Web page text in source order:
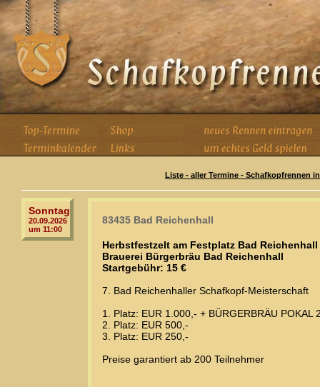
Liste - aller Termine - Schafkopfrennen
Sonntag
20.09.2026
um 11:00
83435 Bad Reichenhall
Herbstfestzelt am Festplatz Bad Reichenhall
Brauerei Bürgerbräu Bad Reichenhall
Startgebühr: 15 €
7. Bad Reichenhaller Schafkopf-Meisterschaft
1. Platz: EUR 1.000,- + BÜRGERBRÄU POKAL
2. Platz: EUR 500,-
3. Platz: EUR 250,-
Preise garantiert ab 200 Teilnehmer